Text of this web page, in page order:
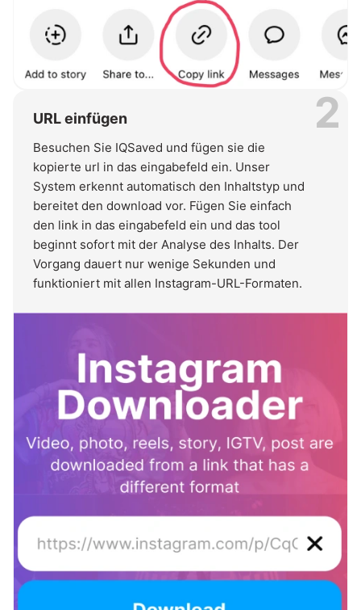
URL einfügen
Besuchen Sie IQSaved und fügen sie die
kopierte url in das eingabefeld ein. Unser
System erkennt automatisch den Inhaltstyp und
bereitet den download vor. Fügen Sie einfach
den link in das eingabefeld ein und das tool
beginnt sofort mit der Analyse des Inhalts. Der
Vorgang dauert nur wenige Sekunden und
funktioniert mit allen Instagram-URL-Formaten.
2